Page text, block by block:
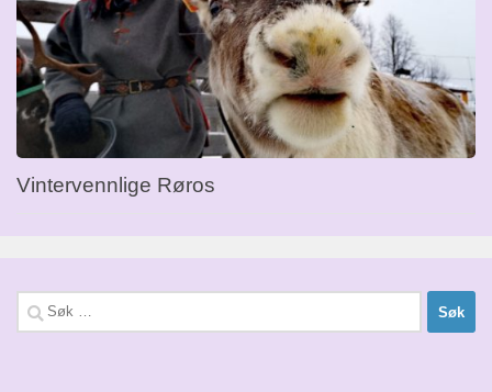
Vintervennlige Røros
Søk
etter: